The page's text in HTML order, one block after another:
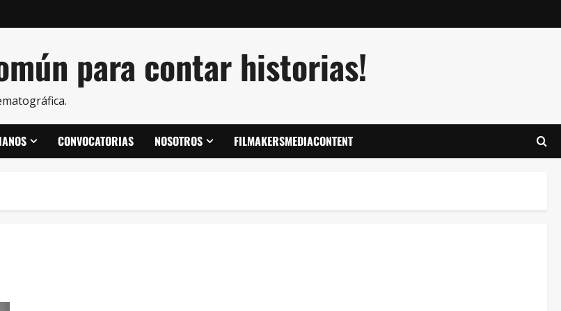
para contar historias!
CONVOCATORIAS NOSOTROS FILMAKERSMEDIACONTENT